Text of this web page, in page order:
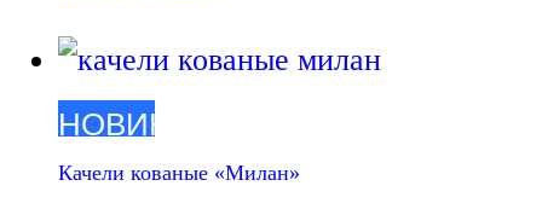
НОВИНКА
Качели кованые «Милан»